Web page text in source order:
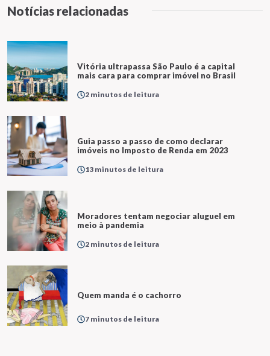
Notícias relacionadas
Vitória ultrapassa São Paulo é a capital
mais cara para comprar imóvel no Brasil
2 minutos de leitura
Guia passo a passo de como declarar
imóveis no Imposto de Renda em 2023
13 minutos de leitura
Moradores tentam negociar aluguel em
meio à pandemia
2 minutos de leitura
Quem manda é o cachorro
7 minutos de leitura